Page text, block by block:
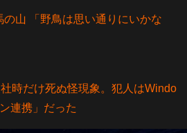
山 「野鳥は思い通りにいかな
時だけ死ぬ怪現象。犯人はWindo
連携」だった